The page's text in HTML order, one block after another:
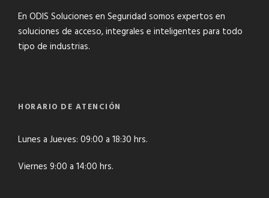
En ODIS Soluciones en Seguridad somos expertos en
soluciones de acceso, integrales e inteligentes para todo
tipo de industrias.
HORARIO DE ATENCIÓN
Lunes a Jueves: 09:00 a 18:30 hrs.
Viernes 9:00 a 14:00 hrs.